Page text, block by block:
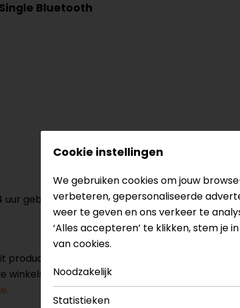
Bluetooth
uur gebruik
product? Neem dan
winkels kun je het product bekijken & passen
Cookie instellingen
We gebruiken cookies om jouw
verbeteren, gepersonaliseerde
weer te geven en ons verkeer te
‘Alles accepteren’ te klikken, stem je
van cookies.
Noodzakelijk
Statistieken